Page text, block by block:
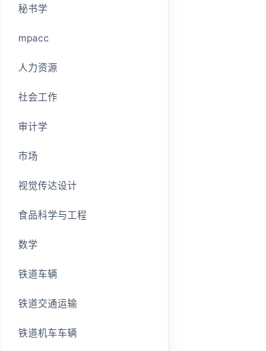
秘书学
mpacc
人力资源
社会工作
审计学
市场
视觉传达设计
食品科学与工程
数学
铁道车辆
铁道交通运输
铁道机车车辆